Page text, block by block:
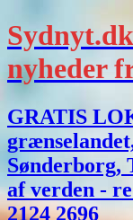
nyheder
GRATIS
Sønderborg,
af verden -
2124 2696